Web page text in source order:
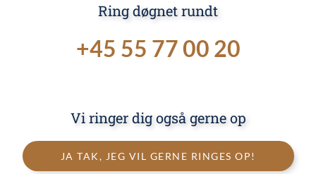
Ring døgnet rundt
+45 55 77 00 20
Vi ringer dig også gerne op
JA TAK, JEG VIL GERNE RINGES OP!